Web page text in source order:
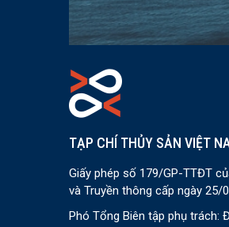
TẠP CHÍ THỦY SẢN VIỆT
Giấy phép số 179/GP-TTĐT
và Truyền thông cấp ngày 25/
Phó Tổng Biên tập phụ trách: